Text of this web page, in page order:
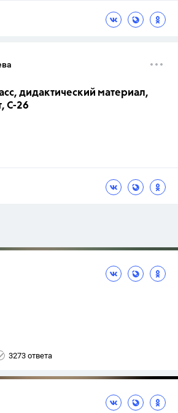
дидактический материал,
С-26
3273 ответа